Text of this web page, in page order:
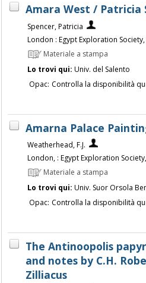
Amara West / Patricia
Spencer, Patricia
London : Egypt Exploration
Materiale a stampa
Lo trovi qui: Univ. del Salento
Opac: Controlla la disponibilità
Amarna Palace
Weatherhead, F.J.
London, : Egypt Exploration
Materiale a stampa
Lo trovi qui: Univ. Suor Orsola
Opac: Controlla la disponibilità
The Antinoopolis
and notes by C.H.
Zilliacus